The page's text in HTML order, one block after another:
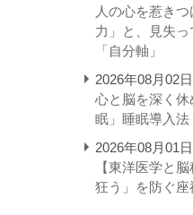
人の心を惹き
力」と、見失
「自分軸」
2026年08月02
心と脳を深く
眠」睡眠導入法
2026年08月01
【東洋医学と
狂う」を防ぐ座